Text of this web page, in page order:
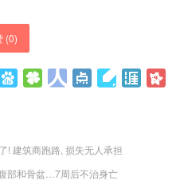
(0)
! 建筑商跑路, 损失无人承担
部和骨盆…7周后不治身亡